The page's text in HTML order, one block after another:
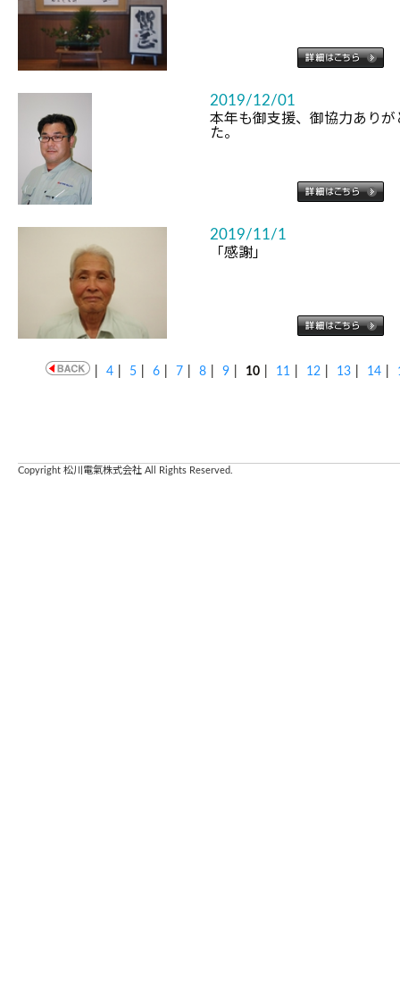
2019/12/01
本年も御支援、御協力ありが
た。
2019/11/1
「感謝」
4 5 6 7 8 9 10 11 12 13 14
Copyright 松川電氣株式会社 All Rights Reserved.